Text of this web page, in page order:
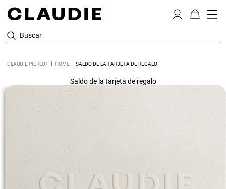
Buscar
CLAUDIE PIERLOT HOME SALDO DE LA TARJETA DE REGALO
Saldo de la tarjeta de regalo